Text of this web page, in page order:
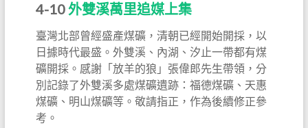
4-10外雙溪萬里追媒上集
臺灣北部曾經盛產煤礦，清朝已經開始開採，以
日據時代最盛。外雙溪、內湖、汐止一帶都有煤
礦開採。感謝「放羊的狼」張偉郎先生帶領，分
別記錄了外雙溪多處煤礦遺跡：福德煤礦、天惠
煤礦、明山煤礦等。敬請指正，作為後續修正參
考。